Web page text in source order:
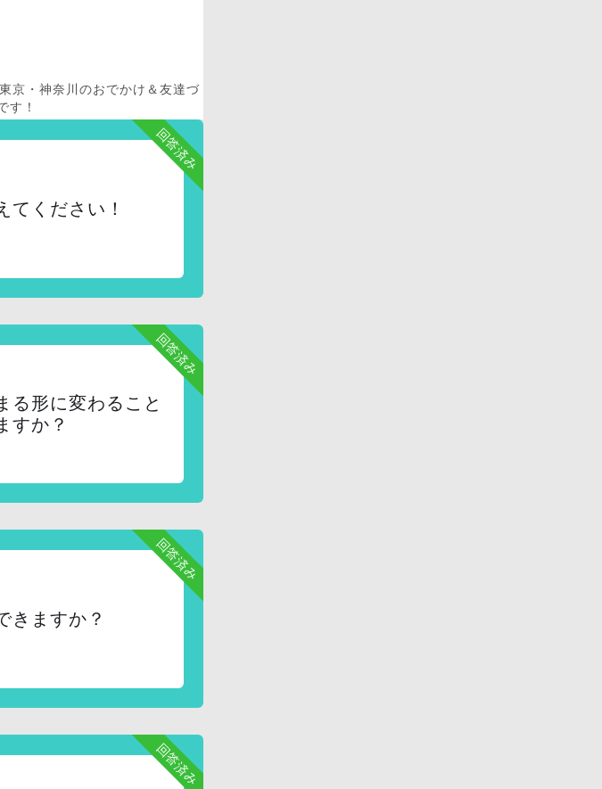
京・神奈川のおでかけ＆友達づ
す！
回答済み
てください！
回答済み
る形に変わること
すか？
回答済み
きますか？
回答済み